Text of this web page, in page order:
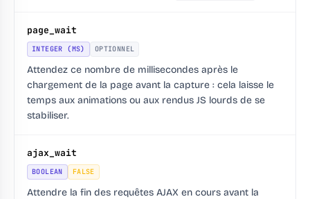
page_wait
INTEGER (MS) OPTIONNEL
Attendez ce nombre de millisecondes après le
chargement de la page avant la capture : cela laisse le
temps aux animations ou aux rendus JS lourds de se
stabiliser.
ajax_wait
BOOLEAN FALSE
Attendre la fin des requêtes AJAX en cours avant la